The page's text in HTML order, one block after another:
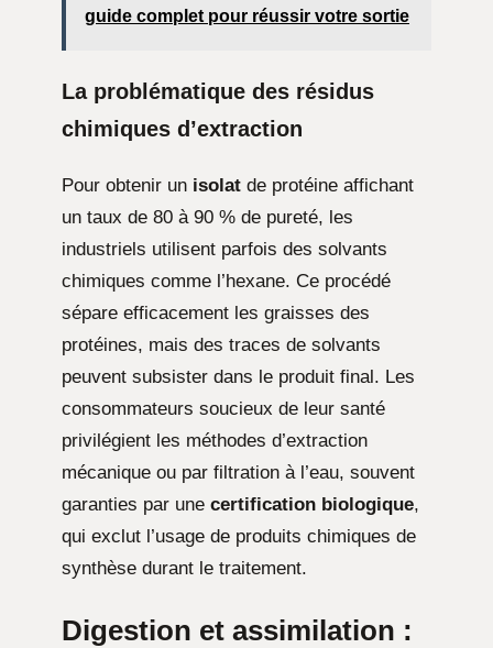
guide complet pour réussir votre sortie
La problématique des résidus
chimiques d’extraction
Pour obtenir un isolat de protéine affichant
un taux de 80 à 90 % de pureté, les
industriels utilisent parfois des solvants
chimiques comme l’hexane. Ce procédé
sépare efficacement les graisses des
protéines, mais des traces de solvants
peuvent subsister dans le produit final. Les
consommateurs soucieux de leur santé
privilégient les méthodes d’extraction
mécanique ou par filtration à l’eau, souvent
garanties par une certification biologique,
qui exclut l’usage de produits chimiques de
synthèse durant le traitement.
Digestion et assimilation :